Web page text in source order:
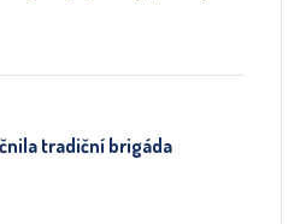
tradiční brigáda